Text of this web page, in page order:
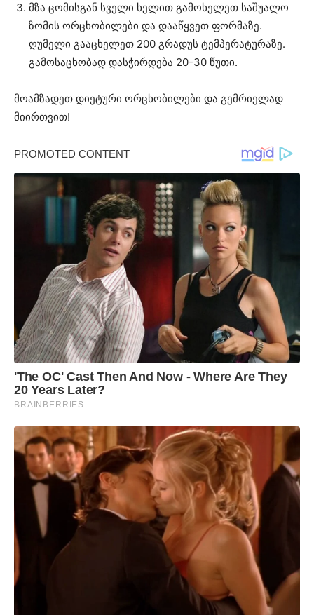
მზა ცომისგან სველი ხელით გამოხელეთ საშუალო
ზომის ორცხობილები და დააწყვეთ ფორმაზე.
ღუმელი გააცხელეთ 200 გრადუს ტემპერატურაზე.
გამოსაცხობად დასჭირდება 20-30 წუთი.
მოამზადეთ დიეტური ორცხობილები და გემრიელად
მიირთვით!